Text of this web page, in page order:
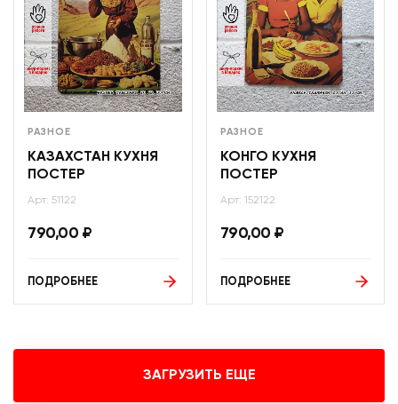
РАЗНОЕ
КАЗАХСТАН КУХНЯ
ПОСТЕР
Арт: 51122
790,00 ₽
ПОДРОБНЕЕ
РАЗНОЕ
КОНГО КУХНЯ
ПОСТЕР
Арт: 152122
790,00 ₽
ПОДРОБНЕЕ
ЗАГРУЗИТЬ ЕЩЕ